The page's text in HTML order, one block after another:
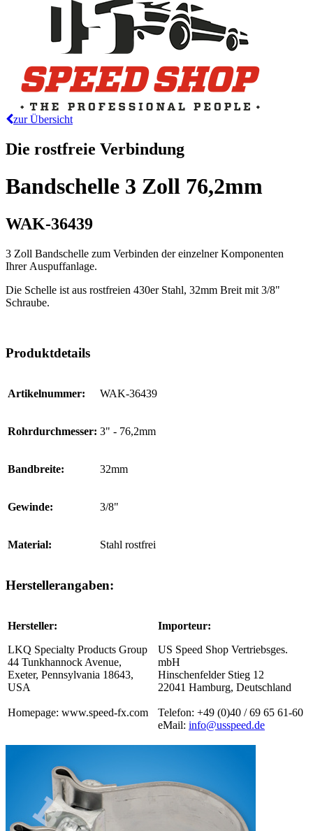
zur Übersicht
Die rostfreie Verbindung
Bandschelle 3 Zoll 76,2mm
WAK-36439
3 Zoll Bandschelle zum Verbinden der einzelner Komponenten
Ihrer Auspuffanlage.
Die Schelle ist aus rostfreien 430er Stahl, 32mm Breit mit 3/8"
Schraube.
Produktdetails
Artikelnummer: WAK-36439
Rohrdurchmesser: 3" - 76,2mm
Bandbreite: 32mm
Gewinde: 3/8"
Material: Stahl rostfrei
Herstellerangaben:
Hersteller:
LKQ Specialty Products Group
44 Tunkhannock Avenue,
Exeter, Pennsylvania 18643,
USA
Homepage: www.speed-fx.com
Importeur:
US Speed Shop Vertriebsges.
mbH
Hinschenfelder Stieg 12
22041 Hamburg, Deutschland
Telefon: +49 (0)40 / 69 65 61-60
eMail: info@usspeed.de